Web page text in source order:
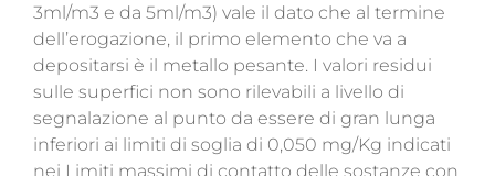
3ml/m3 e da 5ml/m3) vale il dato che al termine
dell’erogazione, il primo elemento che va a
depositarsi è il metallo pesante. I valori residui
sulle superfici non sono rilevabili a livello di
segnalazione al punto da essere di gran lunga
inferiori ai limiti di soglia di 0,050 mg/Kg indicati
nei Limiti massimi di contatto delle sostanze con